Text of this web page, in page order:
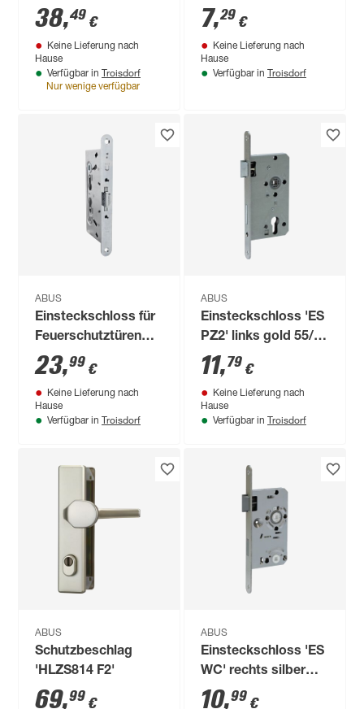
38,49 €
Keine Lieferung nach
Hause
Verfügbar in Troisdorf
Nur wenige verfügbar
7,29 €
Keine Lieferung nach
Hause
Verfügbar in Troisdorf
ABUS
Einsteckschloss für
Feuerschutztüren
EFS65
23,99 €
Keine Lieferung nach
Hause
Verfügbar in Troisdorf
ABUS
Einsteckschloss 'ES
PZ2' links gold 55/72
mm
11,79 €
Keine Lieferung nach
Hause
Verfügbar in Troisdorf
ABUS
Schutzbeschlag
'HLZS814 F2'
69,99 €
ABUS
Einsteckschloss 'ES
WC' rechts silber
55/78 mm
10,99 €